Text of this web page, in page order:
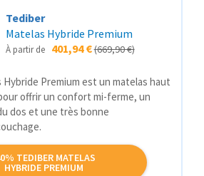
Tediber
Matelas Hybride Premium
À partir de 401,94 €(669,90 €)
Hybride Premium est un matelas haut
offrir un confort mi-ferme, un
dos et une très bonne
TEDIBER MATELAS
HYBRIDE PREMIUM